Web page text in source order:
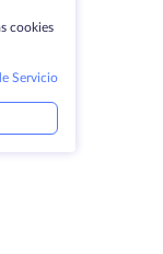
cookies
Servicio